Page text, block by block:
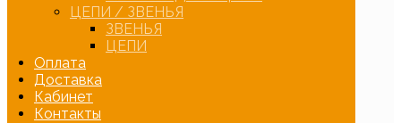
ЦЕПИ / ЗВЕНЬЯ
ЗВЕНЬЯ
ЦЕПИ
Оплата
Доставка
Кабинет
Контакты